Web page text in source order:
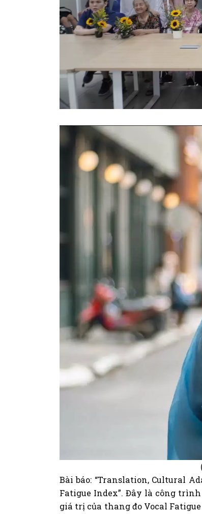
Bài báo: “Translation, Cultural
Fatigue Index”. Đây là công
giá trị của thang đo Vocal